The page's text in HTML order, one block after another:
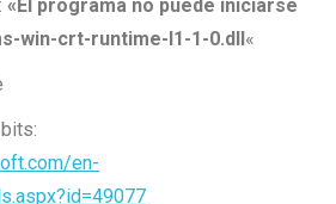
«El programa no puede iniciarse
win-crt-runtime-l1-1-0.dll«
en-